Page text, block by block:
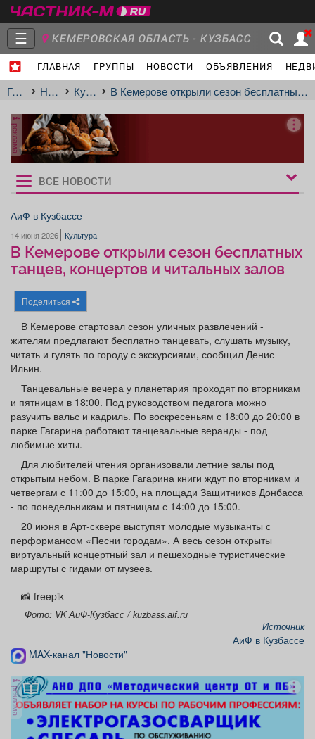
☰ КЕМЕРОВСКАЯ ОБЛАСТЬ - КУЗБАСС
ГЛАВНАЯ ГРУППЫ НОВОСТИ ОБЪЯВЛЕНИЯ
Главная
Группы Новости
Объявления Недвижимость Услуги
Работа Компании
Афиша Обучение Проекты
Товары Поздравления Погода
ТВ программа Я - пенсионер
ГлавнаяНовостиКультура В Кемерове открыли сезон бесплатных танцев, концертов и читальных залов
реклама
Рукбрики
новостей
ВСЕ НОВОСТИ
АиФ в Кузбассе
14 июня 2026 Культура
В Кемерове открыли сезон бесплатных
танцев, концертов и читальных залов
Поделиться
В Кемерове стартовал сезон уличных развлечений -
жителям предлагают бесплатно танцевать, слушать музыку,
читать и гулять по городу с экскурсиями, сообщил Денис
Ильин.
Танцевальные вечера у планетария проходят по вторникам
и пятницам в 18:00. Под руководством педагога можно
разучить вальс и кадриль. По воскресеньям с 18:00 до 20:00 в
парке Гагарина работают танцевальные веранды - под
любимые хиты.
Для любителей чтения организовали летние залы под
открытым небом. В парке Гагарина книги ждут по вторникам и
четвергам с 11:00 до 15:00, на площади Защитников Донбасса
- по понедельникам и пятницам с 14:00 до 15:00.
20 июня в Арт-сквере выступят молодые музыканты с
перформансом «Песни городам». А весь сезон открыты
виртуальный концертный зал и пешеходные туристические
маршруты с гидами от музеев.
📸 freepik
Фото: VK АиФ-Кузбасс / kuzbass.aif.ru
Источник
АиФ в Кузбассе
MAX-канал "Новости"
реклама